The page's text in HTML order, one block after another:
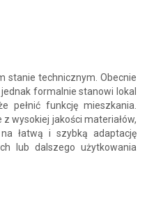
stanie technicznym. Obecnie
formalnie stanowi lokal
pełnić funkcję mieszkania.
wysokiej jakości materiałów,
łatwą i szybką adaptację
lub dalszego użytkowania